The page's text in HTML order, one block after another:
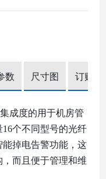
数 尺寸图 订购信
成度的用于机房管
16个不同型号的光纤
能掉电告警功能 ，这
而且便于管理和维